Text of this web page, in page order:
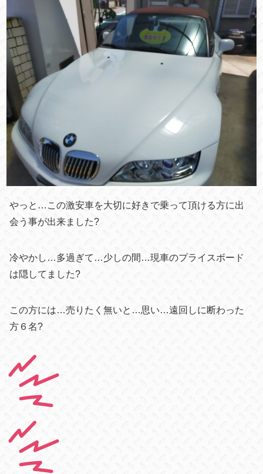
やっと…この激安車を大切に好きで乗って頂ける方に出
会う事が出来ました?
冷やかし…多過ぎて…少しの間…現車のプライスボード
は隠してました?
この方には…売りたく無いと…思い…遠回しに断わった
方６名?